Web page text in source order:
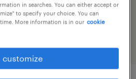
in searches. You can either accept or
to specify your choice. You can
More information is in our cookie
customize